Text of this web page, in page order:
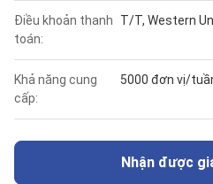
Điều khoản thanh
toán:
T/T, Western
Khả năng cung
cấp:
5000 đơn vị/
Nhận được